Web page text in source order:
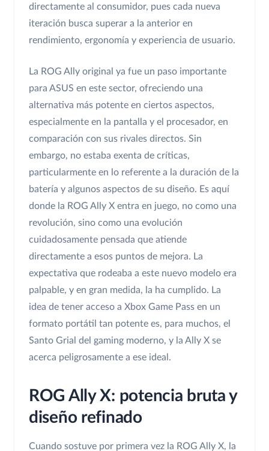
directamente al consumidor, pues cada nueva
iteración busca superar a la anterior en
rendimiento, ergonomía y experiencia de usuario.
La ROG Ally original ya fue un paso importante
para ASUS en este sector, ofreciendo una
alternativa más potente en ciertos aspectos,
especialmente en la pantalla y el procesador, en
comparación con sus rivales directos. Sin
embargo, no estaba exenta de críticas,
particularmente en lo referente a la duración de la
batería y algunos aspectos de su diseño. Es aquí
donde la ROG Ally X entra en juego, no como una
revolución, sino como una evolución
cuidadosamente pensada que atiende
directamente a esos puntos de mejora. La
expectativa que rodeaba a este nuevo modelo era
palpable, y en gran medida, la ha cumplido. La
idea de tener acceso a Xbox Game Pass en un
formato portátil tan potente es, para muchos, el
Santo Grial del gaming moderno, y la Ally X se
acerca peligrosamente a ese ideal.
ROG Ally X: potencia bruta y
diseño refinado
Cuando sostuve por primera vez la ROG Ally X, la